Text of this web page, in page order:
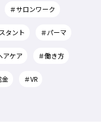
＃サロンワーク
タント ＃パーマ
アケア ＃働き方
金 ＃VR